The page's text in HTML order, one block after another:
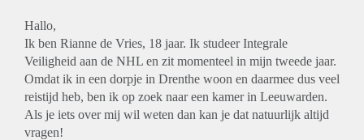
Hallo,
Ik ben Rianne de Vries, 18 jaar. Ik studeer Integrale
Veiligheid aan de NHL en zit momenteel in mijn tweede jaar.
Omdat ik in een dorpje in Drenthe woon en daarmee dus veel
reistijd heb, ben ik op zoek naar een kamer in Leeuwarden.
Als je iets over mij wil weten dan kan je dat natuurlijk altijd
vragen!